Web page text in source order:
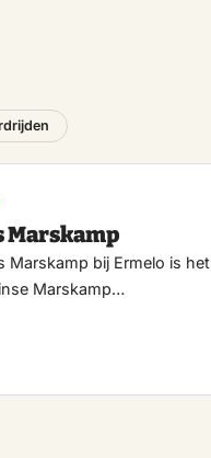
Marskamp
Marskamp bij Ermelo is het
Marskamp…